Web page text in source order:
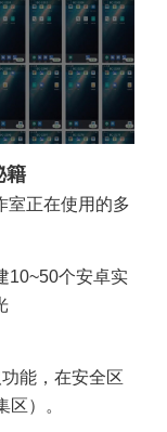
籍
室正在使用的多
10~50个安卓实
能，在安全区
）。